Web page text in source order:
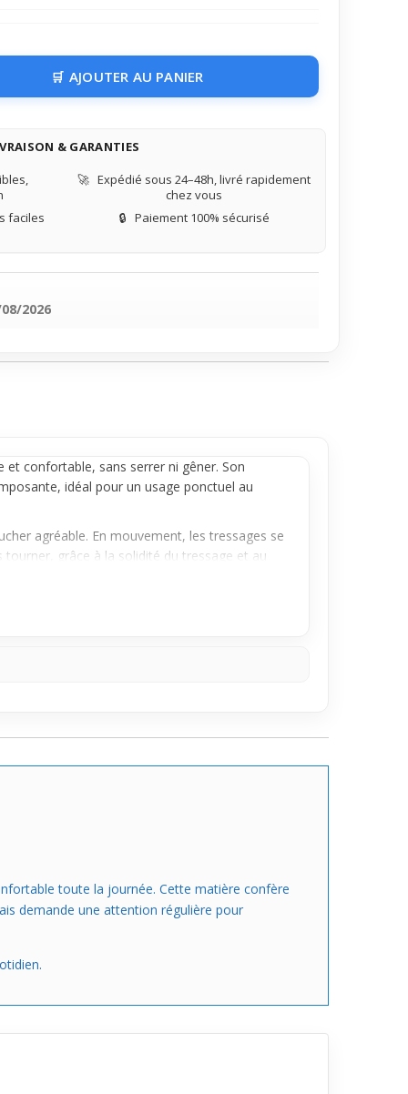
AJOUTER AU PANIER
& GARANTIES
🚀 Expédié sous 24–48h, livré rapidement
chez vous
faciles
🔒 Paiement 100% sécurisé
2026
confortable, sans serrer ni gêner. Son
idéal pour un usage ponctuel au
agréable. En mouvement, les tressages se
grâce à la solidité du tressage et au
de tête. Il accompagne facilement un look
toute la journée. Cette matière confère
demande une attention régulière pour